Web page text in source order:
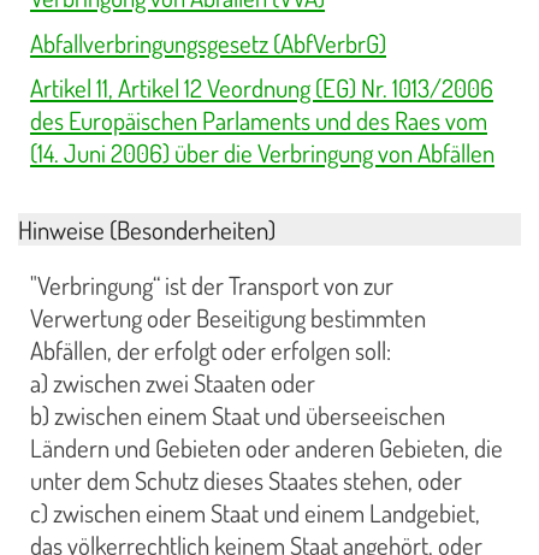
Abfallverbringungsgesetz (AbfVerbrG)
Artikel 11, Artikel 12 Veordnung (EG) Nr. 1013/2006
des Europäischen Parlaments und des Raes vom
(14. Juni 2006) über die Verbringung von Abfällen
Hinweise (Besonderheiten)
"Verbringung“ ist der Transport von zur
Verwertung oder Beseitigung bestimmten
Abfällen, der erfolgt oder erfolgen soll:
a) zwischen zwei Staaten oder
b) zwischen einem Staat und überseeischen
Ländern und Gebieten oder anderen Gebieten, die
unter dem Schutz dieses Staates stehen, oder
c) zwischen einem Staat und einem Landgebiet,
das völkerrechtlich keinem Staat angehört, oder